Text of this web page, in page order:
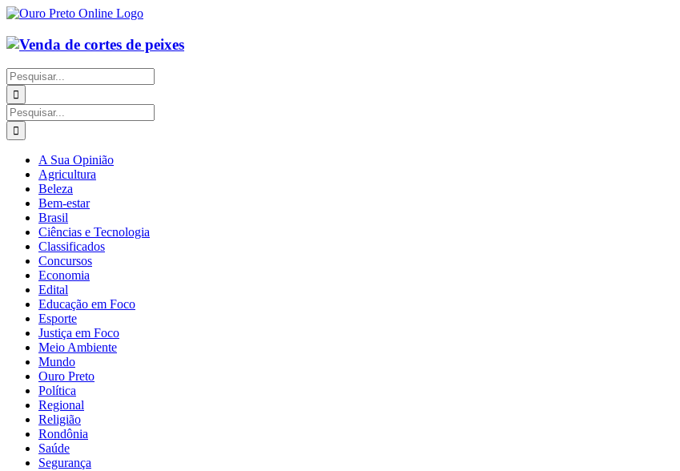
Ir
o
conteúdo
Buscar
resultados
para:
Buscar
resultados
para:
A Sua Opinião
Agricultura
Beleza
Bem-estar
Brasil
Ciências e Tecnologia
Classificados
Concursos
Economia
Edital
Educação em Foco
Esporte
Justiça em Foco
Meio Ambiente
Mundo
Ouro Preto
Política
Regional
Religião
Rondônia
Saúde
Segurança